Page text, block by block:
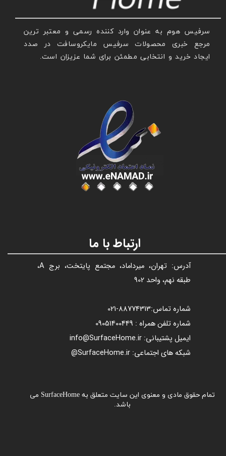
سرفیس هوم به عنوان وارد کننده رسمی و معتبر ترین
مرجع خبری محصولات سرفیس مایکروسافت در صدد
ایجاد خرید و انتخابی مطمئن برای شما عزیزان است.
عنوان با فونت تیتر
آدرس: تهران، میرداماد، مجتمع پایتخت، برج A،
طبقه نهم، واحد 902
شماره تماس:88774313​​​​​​​
-021​​​​​​​
شماره تلفن همراه : 09051400449
ایمیل پشتیبانی: info@SurfaceHome.ir
شبکه های اجتماعی: SurfaceHome.ir@
تمام حقوق مادی و معنوی این سایت متعلق به SurfaceHome می
باشد.
ارتباط با ما